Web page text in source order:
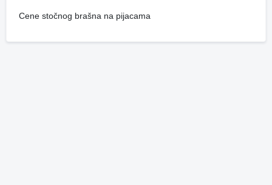
Cene stočnog brašna na pijacama